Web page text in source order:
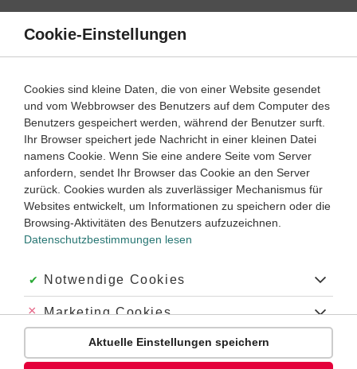
Direkt
Inhalt
Latein 1. Lernjahr ‐ Abitur
Asyndeton
Andere Bezeichnung: Asyndese
Über das Wort „Asyndeton“
Genus, Betonung: das Asyndeton
Plural:die Asyndeta
—
Cookie-Einstellungen
Cookies sind kleine Daten, die von einer Website gesendet
und vom Webbrowser des Benutzers auf dem Computer des
Benutzers gespeichert werden, während der Benutzer surft.
Ihr Browser speichert jede Nachricht in einer kleinen Datei
namens Cookie. Wenn Sie eine andere Seite vom Server
anfordern, sendet Ihr Browser das Cookie an den Server
zurück. Cookies wurden als zuverlässiger Mechanismus für
Websites entwickelt, um Informationen zu speichern oder die
Browsing-Aktivitäten des Benutzers aufzuzeichnen.
Datenschutzbestimmungen lesen
Akzeptiert:
Notwendige Cookies
Abgelehnt:
Marketing Cookies
Abgelehnt:
Personalisierungs-Cookies
Aktuelle Einstellungen speichern